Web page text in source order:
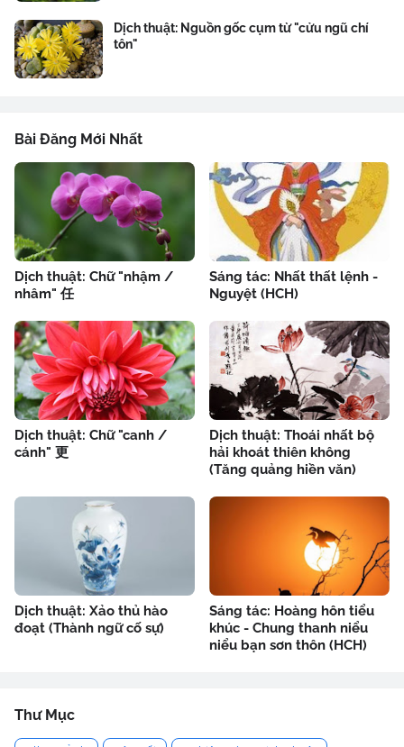
Dịch thuật: Nguồn gốc cụm từ "cửu ngũ chí
tôn"
Bài Đăng Mới Nhất
Dịch thuật: Chữ "nhậm /
nhâm" 任
Sáng tác: Nhất thất lệnh -
Nguyệt (HCH)
Dịch thuật: Chữ "canh /
cánh" 更
Dịch thuật: Thoái nhất bộ
hải khoát thiên không
(Tăng quảng hiền văn)
Dịch thuật: Xảo thủ hào
đoạt (Thành ngữ cố sự)
Sáng tác: Hoàng hôn tiểu
khúc - Chung thanh niểu
niểu bạn sơn thôn (HCH)
Thư Mục